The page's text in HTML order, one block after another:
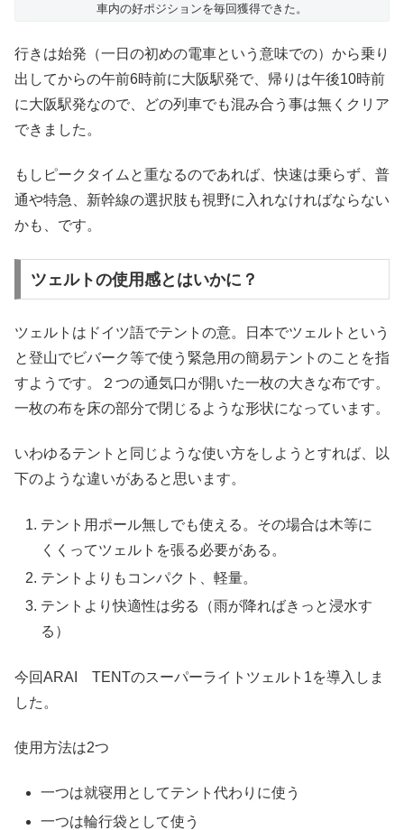
車内の好ポジションを毎回獲得できた。
行きは始発（一日の初めの電車という意味での）から乗り
出してからの午前6時前に大阪駅発で、帰りは午後10時前
に大阪駅発なので、どの列車でも混み合う事は無くクリア
できました。
もしピークタイムと重なるのであれば、快速は乗らず、普
通や特急、新幹線の選択肢も視野に入れなければならない
かも、です。
ツェルトの使用感とはいかに？
ツェルトはドイツ語でテントの意。日本でツェルトという
と登山でビバーク等で使う緊急用の簡易テントのことを指
すようです。２つの通気口が開いた一枚の大きな布です。
一枚の布を床の部分で閉じるような形状になっています。
いわゆるテントと同じような使い方をしようとすれば、以
下のような違いがあると思います。
テント用ポール無しでも使える。その場合は木等に
くくってツェルトを張る必要がある。
テントよりもコンパクト、軽量。
テントより快適性は劣る（雨が降ればきっと浸水す
る）
今回ARAI TENTのスーパーライトツェルト1を導入しま
した。
使用方法は2つ
一つは就寝用としてテント代わりに使う
一つは輪行袋として使う